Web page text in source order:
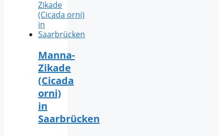
Manna-
Zikade
(Cicada
orni)
in
Saarbrücken